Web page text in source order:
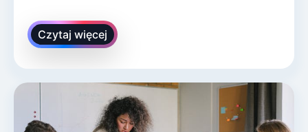
Czytaj więcej